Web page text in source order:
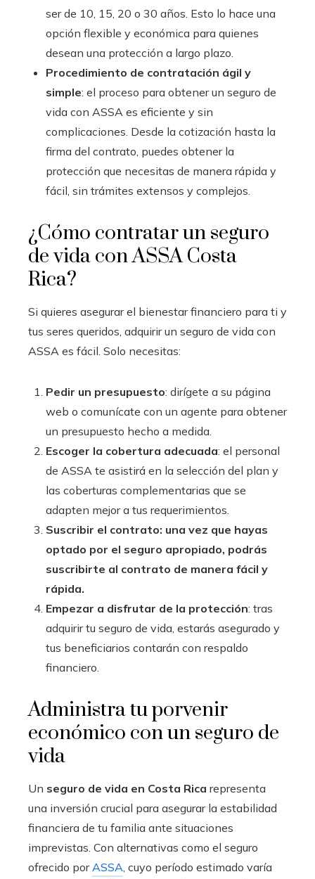
ser de 10, 15, 20 o 30 años. Esto lo hace una
opción flexible y económica para quienes
desean una protección a largo plazo.
Procedimiento de contratación ágil y
simple: el proceso para obtener un seguro de
vida con ASSA es eficiente y sin
complicaciones. Desde la cotización hasta la
firma del contrato, puedes obtener la
protección que necesitas de manera rápida y
fácil, sin trámites extensos y complejos.
¿Cómo contratar un seguro
de vida con ASSA Costa
Rica?
Si quieres asegurar el bienestar financiero para ti y
tus seres queridos, adquirir un seguro de vida con
ASSA es fácil. Solo necesitas:
Pedir un presupuesto: dirígete a su página
web o comunícate con un agente para obtener
un presupuesto hecho a medida.
Escoger la cobertura adecuada: el personal
de ASSA te asistirá en la selección del plan y
las coberturas complementarias que se
adapten mejor a tus requerimientos.
Suscribir el contrato: una vez que hayas
optado por el seguro apropiado, podrás
suscribirte al contrato de manera fácil y
rápida.
Empezar a disfrutar de la protección: tras
adquirir tu seguro de vida, estarás asegurado y
tus beneficiarios contarán con respaldo
financiero.
Administra tu porvenir
económico con un seguro de
vida
Un seguro de vida en Costa Rica representa
una inversión crucial para asegurar la estabilidad
financiera de tu familia ante situaciones
imprevistas. Con alternativas como el seguro
ofrecido porASSA, cuyo período estimado varía